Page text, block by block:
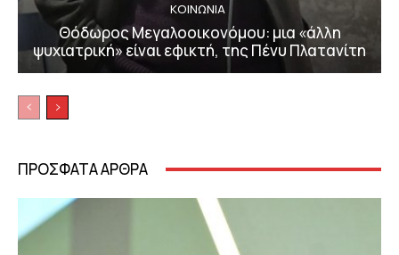
ΚΟΙΝΩΝΙΑ
Θόδωρος Μεγαλοοικονόμου: μια «άλλη
ψυχιατρική» είναι εφικτή, της Πένυ Πλατανίτη
ΠΡΟΣΦΑΤΑ ΑΡΘΡΑ